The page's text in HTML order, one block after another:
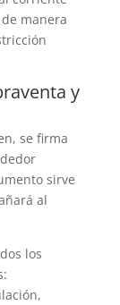
manera
y
se firma
sirve
al
los